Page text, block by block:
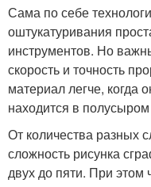
Сама по себе
оштукатуривания
инструментов. Но
скорость и точность
материал легче, когда
находится в
От количества разных
сложность рисунка
двух до пяти. При этом